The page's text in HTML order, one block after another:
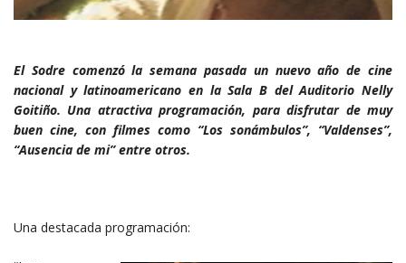
El Sodre comenzó la semana pasada un nuevo año de cine
nacional y latinoamericano en la Sala B del Auditorio Nelly
Goitiño. Una atractiva programación, para disfrutar de muy
buen cine, con filmes como “Los sonámbulos”, “Valdenses”,
“Ausencia de mi” entre otros.
Una destacada programación: